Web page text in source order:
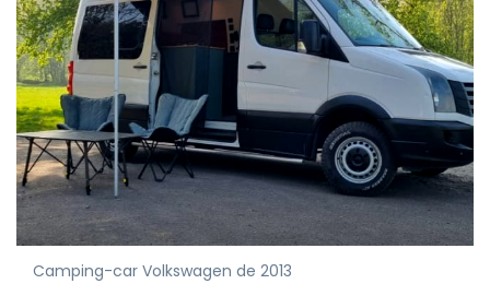
Camping-car Volkswagen de 2013